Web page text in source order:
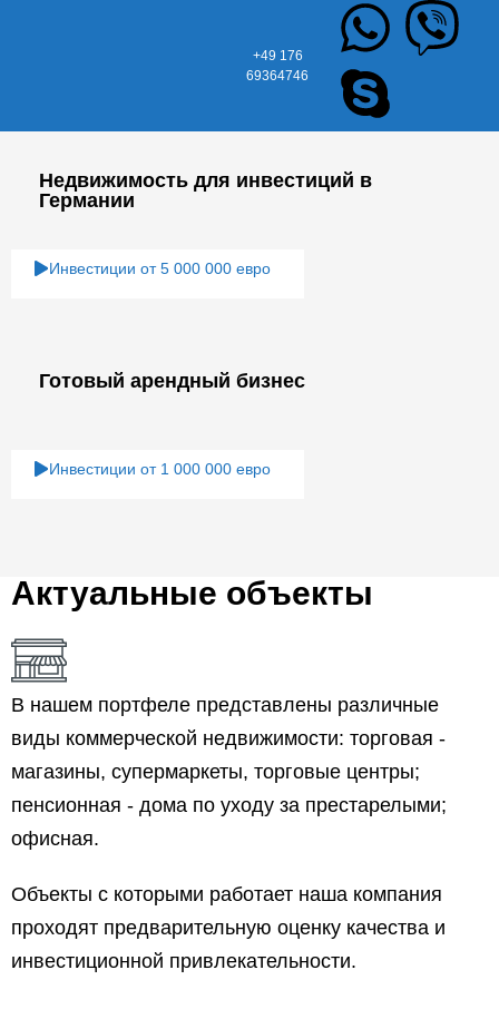
+49 176
69364746
Недвижимость для инвестиций в
Германии
Инвестиции от 5 000 000 евро
Готовый арендный бизнес
Инвестиции от 1 000 000 евро
Актуальные объекты
В нашем портфеле представлены различные
виды коммерческой недвижимости: торговая -
магазины, супермаркеты, торговые центры;
пенсионная - дома по уходу за престарелыми;
офисная.
Объекты с которыми работает наша компания
проходят предварительную оценку качества и
инвестиционной привлекательности.